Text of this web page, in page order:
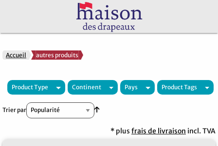
Accueil autres produits
Product Type Continent Pays Product Tags
Trier par Par ordre croissant
* plus frais de livraison incl. TVA